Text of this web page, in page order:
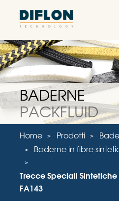
BADERNE
PACKFLUID
Home Prodotti
Baderne in fibre
Trecce Speciali
FA143